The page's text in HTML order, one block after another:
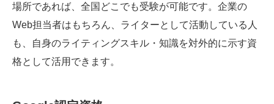
場所であれば、全国どこでも受験が可能です。企業の
Web担当者はもちろん、ライターとして活動している人
も、自身のライティングスキル・知識を対外的に示す資
格として活用できます。